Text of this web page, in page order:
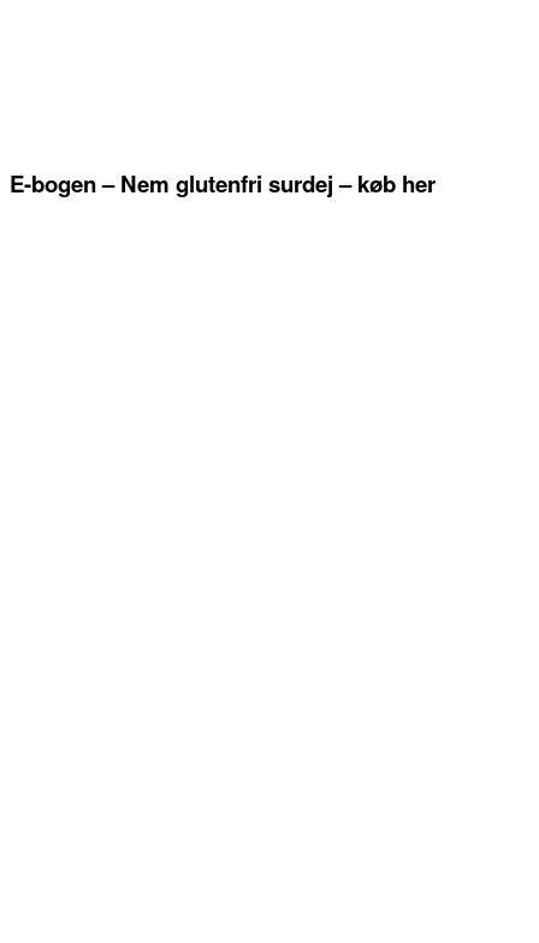
E-bogen – Nem glutenfri surdej – køb her